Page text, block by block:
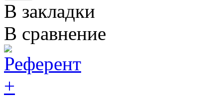
В закладки
В сравнение